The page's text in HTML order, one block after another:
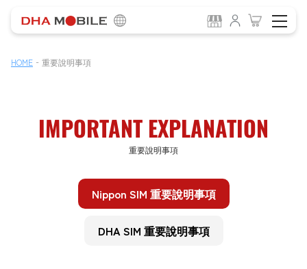
HOME - 重要說明事項
IMPORTANT EXPLANATION
重要說明事項
Nippon SIM 重要說明事項
DHA SIM 重要說明事項